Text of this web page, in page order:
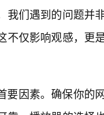
我们遇到的问题并
仅影响观感，更
要因素。确保你的